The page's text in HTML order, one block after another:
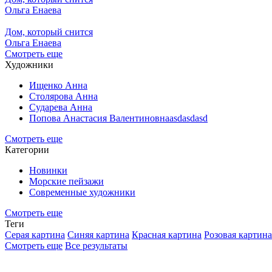
Ольга Енаева
Дом, который снится
Ольга Енаева
Смотреть еще
Художники
Ищенко Анна
Столярова Анна
Сударева Анна
Попова Анастасия Валентиновнаasdasdasd
Смотреть еще
Категории
Новинки
Морские пейзажи
Современные художники
Смотреть еще
Теги
Серая картина Синяя картина Красная картина Розовая картина
Смотреть еще Все результаты